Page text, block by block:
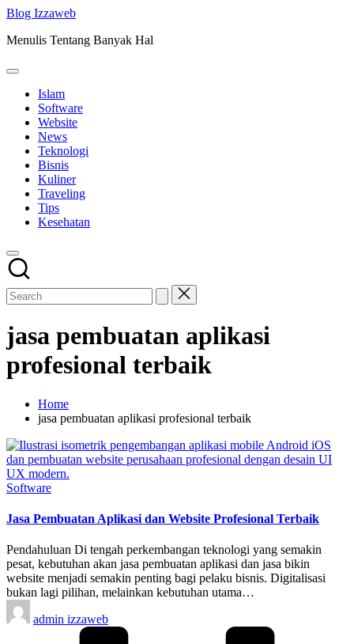
Skip
content
Blog Izzaweb
Menulis Tentang Banyak Hal
Islam
Software
Website
News
Teknologi
Bisnis
Kuliner
Traveling
Tips
Kesehatan
jasa pembuatan aplikasi
profesional terbaik
Home
jasa pembuatan aplikasi profesional terbaik
Posted
Software
Jasa Pembuatan Aplikasi dan Website Profesional Terbaik
Pendahuluan Di tengah perkembangan teknologi yang semakin
pesat, kebutuhan akan jasa pembuatan aplikasi dan jasa bikin
website menjadi semakin penting bagi pelaku bisnis. Digitalisasi
bukan lagi pilihan, melainkan kebutuhan utama…
Posted
by
admin izzaweb